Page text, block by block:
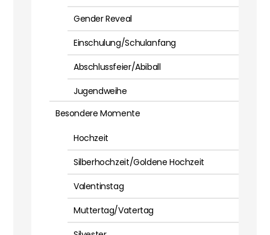
Gender Reveal
Einschulung/Schulanfang
Abschlussfeier/Abiball
Jugendweihe
Besondere Momente
Hochzeit
Silberhochzeit/Goldene Hochzeit
Valentinstag
Muttertag/Vatertag